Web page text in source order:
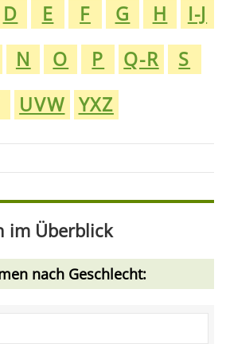
D E F G H
I-J
N O P Q-R
S
UVW YXZ
im Überblick
nach Geschlecht: